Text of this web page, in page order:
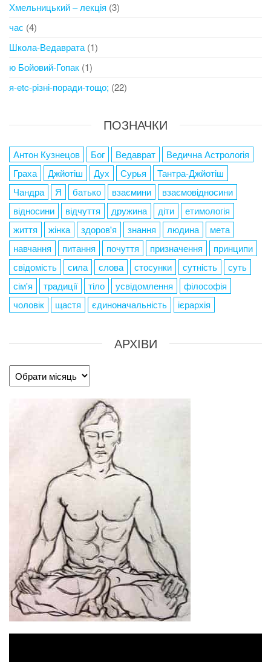
Хмельницький – лекція (3)
час (4)
Школа-Ведаврата (1)
ю Бойовий-Гопак (1)
я-etc-різні-поради-тощо; (22)
ПОЗНАЧКИ
Антон Кузнецов Бог Ведаврат
Ведична Астрологія
Граха
Джйотіш Дух Сурья
Тантра-Джйотіш
Чандра
Я батько взаємини
взаємовідносини
відносини
відчуття дружина діти
етимологія
життя
жінка здоров'я знання людина
мета
навчання
питання почуття призначення
принципи
свідомість
сила слова стосунки сутність
суть
сім'я
традиції тіло усвідомлення
філософія
чоловік
щастя єдиноначальність ієрархія
АРХІВИ
Архіви